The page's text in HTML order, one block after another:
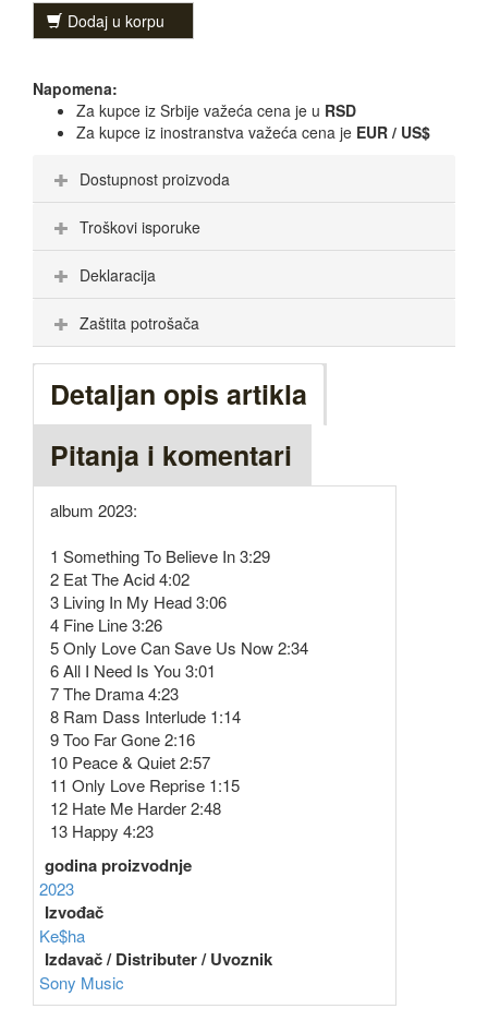
Dodaj u korpu
Napomena:
Za kupce iz Srbije važeća cena je u RSD
Za kupce iz inostranstva važeća cena je EUR / US$
Dostupnost proizvoda
Troškovi isporuke
Deklaracija
Zaštita potrošača
Detaljan opis artikla
Pitanja i komentari
album 2023:
1 Something To Believe In 3:29
2 Eat The Acid 4:02
3 Living In My Head 3:06
4 Fine Line 3:26
5 Only Love Can Save Us Now 2:34
6 All I Need Is You 3:01
7 The Drama 4:23
8 Ram Dass Interlude 1:14
9 Too Far Gone 2:16
10 Peace & Quiet 2:57
11 Only Love Reprise 1:15
12 Hate Me Harder 2:48
13 Happy 4:23
godina proizvodnje
2023
Izvođač
Ke$ha
Izdavač / Distributer / Uvoznik
Sony Music